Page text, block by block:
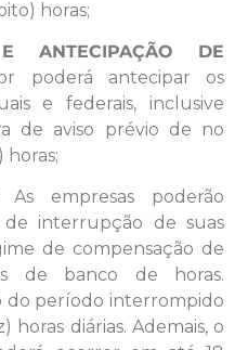
horas;
E ANTECIPAÇÃO DE
poderá antecipar os
e federais, inclusive
de aviso prévio de no
empresas poderão
de interrupção de suas
de compensação de
de banco de horas.
do período interrompido
horas diárias. Ademais, o